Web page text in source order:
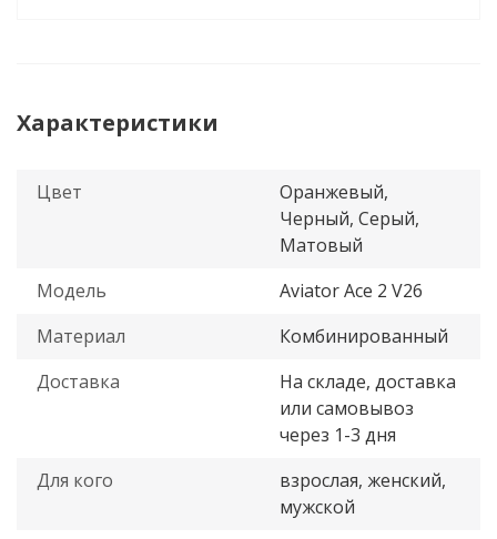
Характеристики
Цвет
Оранжевый,
Черный, Серый,
Матовый
Модель
Aviator Ace 2 V26
Материал
Комбинированный
Доставка
На складе, доставка
или самовывоз
через 1-3 дня
Для кого
взрослая, женский,
мужской